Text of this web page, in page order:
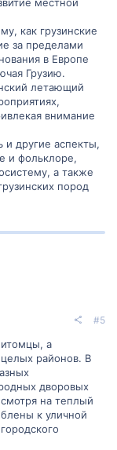
Под этим
породы
с Грузией?
применялось к
в
и очень
был
как грузинские
за пределами
в Европе
Грузию.
летающий
внимание
и другие аспекты,
и фольклоре,
а также
пород
#5
а
районов. В
дворовых
на теплый
к уличной